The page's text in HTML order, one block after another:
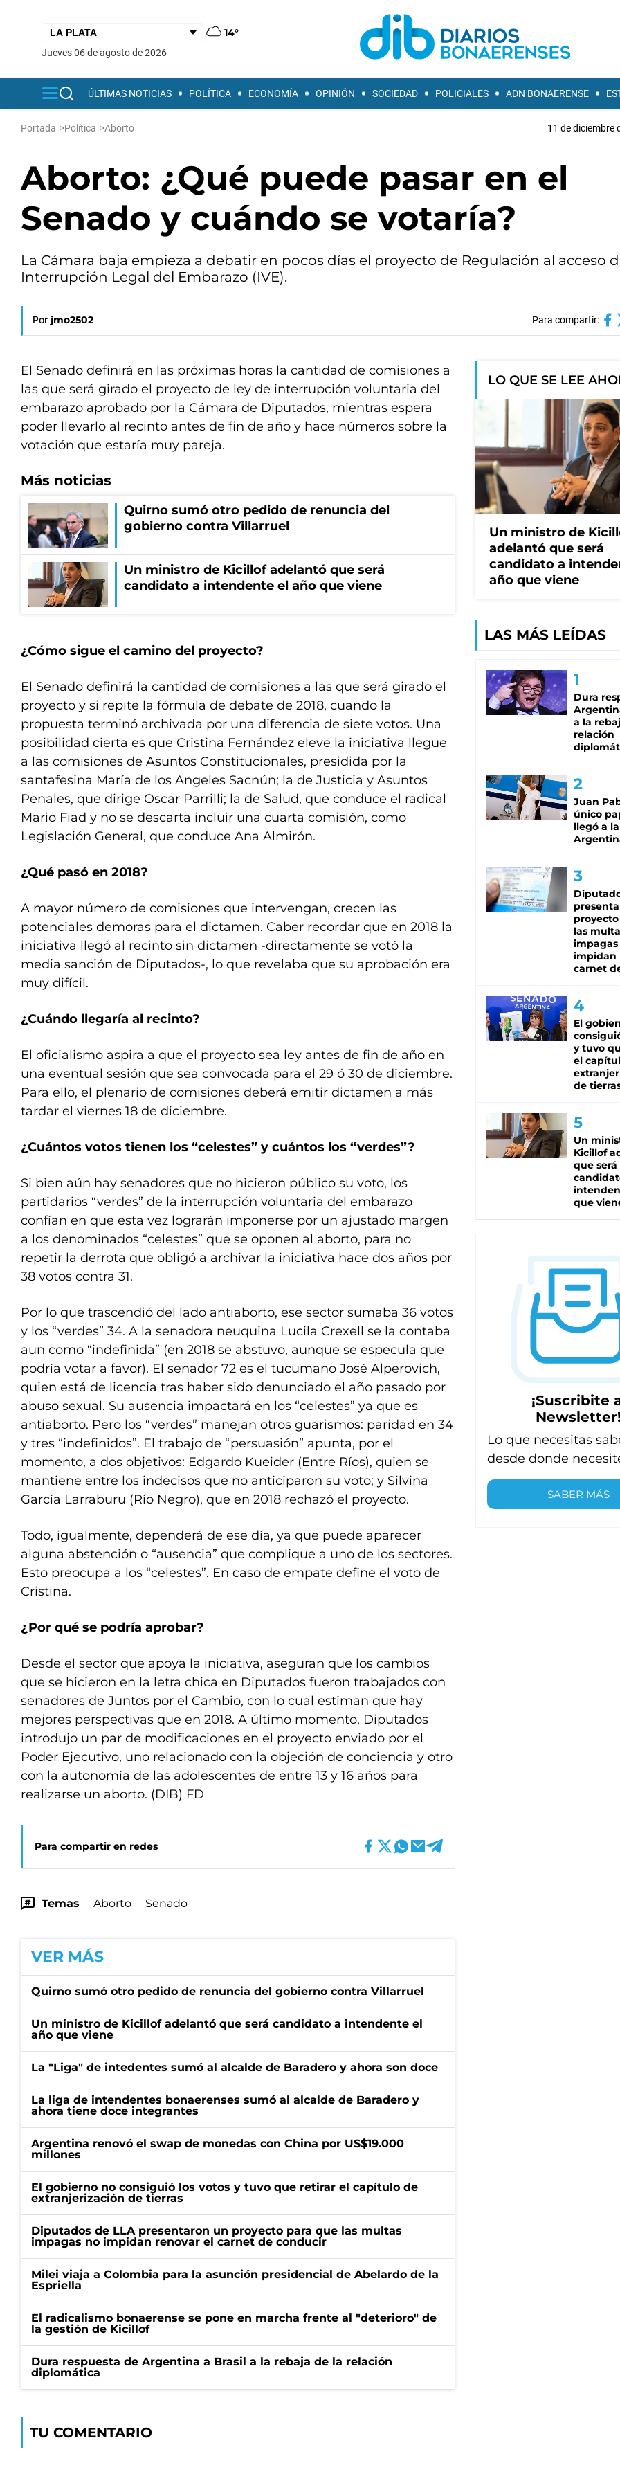
14°
jueves 06 de agosto de 2026
ÚLTIMAS NOTICIAS POLÍTICA ECONOMÍA OPINIÓN SOCIEDAD POLICIALES ADN BONAERENSE
Portada >Política >Aborto 11 de diciembre
Aborto: ¿Qué puede pasar en el
Senado y cuándo se votaría?
La Cámara baja empieza a debatir en pocos días el proyecto de Regulación al acceso
Interrupción Legal del Embarazo (IVE).
Por jmo2502 Para compartir:
El Senado definirá en las próximas horas la cantidad de comisiones a
las que será girado el proyecto de ley de interrupción voluntaria del
embarazo aprobado por la Cámara de Diputados, mientras espera
poder llevarlo al recinto antes de fin de año y hace números sobre la
votación que estaría muy pareja.
Más noticias
Quirno sumó otro pedido de renuncia del
gobierno contra Villarruel
Un ministro de Kicillof adelantó que será
candidato a intendente el año que viene
¿Cómo sigue el camino del proyecto?
El Senado definirá la cantidad de comisiones a las que será girado el
proyecto y si repite la fórmula de debate de 2018, cuando la
propuesta terminó archivada por una diferencia de siete votos. Una
posibilidad cierta es que Cristina Fernández eleve la iniciativa llegue
a las comisiones de Asuntos Constitucionales, presidida por la
santafesina María de los Angeles Sacnún; la de Justicia y Asuntos
Penales, que dirige Oscar Parrilli; la de Salud, que conduce el radical
Mario Fiad y no se descarta incluir una cuarta comisión, como
Legislación General, que conduce Ana Almirón.
¿Qué pasó en 2018?
A mayor número de comisiones que intervengan, crecen las
potenciales demoras para el dictamen. Caber recordar que en 2018 la
iniciativa llegó al recinto sin dictamen -directamente se votó la
media sanción de Diputados-, lo que revelaba que su aprobación era
muy difícil.
¿Cuándo llegaría al recinto?
El oficialismo aspira a que el proyecto sea ley antes de fin de año en
una eventual sesión que sea convocada para el 29 ó 30 de diciembre.
Para ello, el plenario de comisiones deberá emitir dictamen a más
tardar el viernes 18 de diciembre.
¿Cuántos votos tienen los “celestes” y cuántos los “verdes”?
Si bien aún hay senadores que no hicieron público su voto, los
partidarios “verdes” de la interrupción voluntaria del embarazo
confían en que esta vez lograrán imponerse por un ajustado margen
a los denominados “celestes” que se oponen al aborto, para no
repetir la derrota que obligó a archivar la iniciativa hace dos años por
38 votos contra 31.
Por lo que trascendió del lado antiaborto, ese sector sumaba 36 votos
y los “verdes” 34. A la senadora neuquina Lucila Crexell se la contaba
aun como “indefinida” (en 2018 se abstuvo, aunque se especula que
podría votar a favor). El senador 72 es el tucumano José Alperovich,
quien está de licencia tras haber sido denunciado el año pasado por
abuso sexual. Su ausencia impactará en los “celestes” ya que es
antiaborto. Pero los “verdes” manejan otros guarismos: paridad en 34
y tres “indefinidos”. El trabajo de “persuasión” apunta, por el
momento, a dos objetivos: Edgardo Kueider (Entre Ríos), quien se
mantiene entre los indecisos que no anticiparon su voto; y Silvina
García Larraburu (Río Negro), que en 2018 rechazó el proyecto.
Todo, igualmente, dependerá de ese día, ya que puede aparecer
alguna abstención o “ausencia” que complique a uno de los sectores.
Esto preocupa a los “celestes”. En caso de empate define el voto de
Cristina.
¿Por qué se podría aprobar?
Desde el sector que apoya la iniciativa, aseguran que los cambios
que se hicieron en la letra chica en Diputados fueron trabajados con
senadores de Juntos por el Cambio, con lo cual estiman que hay
mejores perspectivas que en 2018. A último momento, Diputados
introdujo un par de modificaciones en el proyecto enviado por el
Poder Ejecutivo, uno relacionado con la objeción de conciencia y otro
con la autonomía de las adolescentes de entre 13 y 16 años para
realizarse un aborto. (DIB) FD
Para compartir en redes
Temas Aborto Senado
VER MÁS
Quirno sumó otro pedido de renuncia del gobierno contra Villarruel
Un ministro de Kicillof adelantó que será candidato a intendente el
año que viene
La "Liga" de intedentes sumó al alcalde de Baradero y ahora son doce
La liga de intendentes bonaerenses sumó al alcalde de Baradero y
ahora tiene doce integrantes
Argentina renovó el swap de monedas con China por US$19.000
millones
El gobierno no consiguió los votos y tuvo que retirar el capítulo de
extranjerización de tierras
Diputados de LLA presentaron un proyecto para que las multas
impagas no impidan renovar el carnet de conducir
Milei viaja a Colombia para la asunción presidencial de Abelardo de la
Espriella
El radicalismo bonaerense se pone en marcha frente al "deterioro" de
la gestión de Kicillof
Dura respuesta de Argentina a Brasil a la rebaja de la relación
diplomática
TU COMENTARIO
LO QUE SE LEE
Un ministro de
adelantó que será
candidato a
año que viene
LAS MÁS LEÍDAS
Dura
a la
relación
Juan
único
llegó a la
las
impagas
impidan
carnet
El
y tuvo
el
de
Un
Kicillof
que será
que
¡Suscribite
Newsletter!
Lo que necesitas
desde donde
SABER MÁS